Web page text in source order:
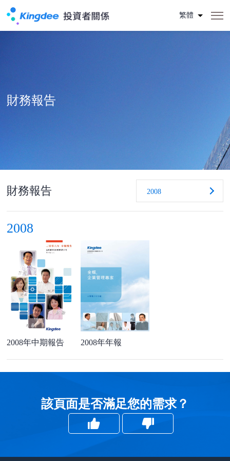
繁體
財務報告
財務報告 2008
2008
2008年中期報告 2008年年報
該頁面是否滿足您的需求？